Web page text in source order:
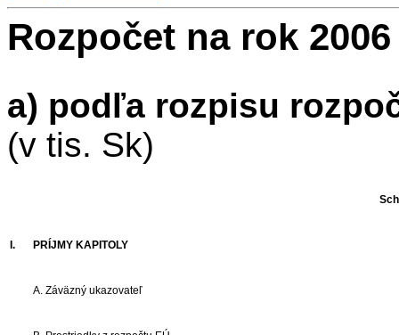
Rozpočet na rok 2006
a) podľa rozpisu
(v tis. Sk)
I. PRÍJMY KAPITOLY
A. Záväzný ukazovateľ